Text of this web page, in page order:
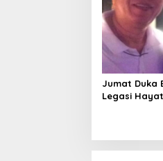
Jumat Duka
Legasi